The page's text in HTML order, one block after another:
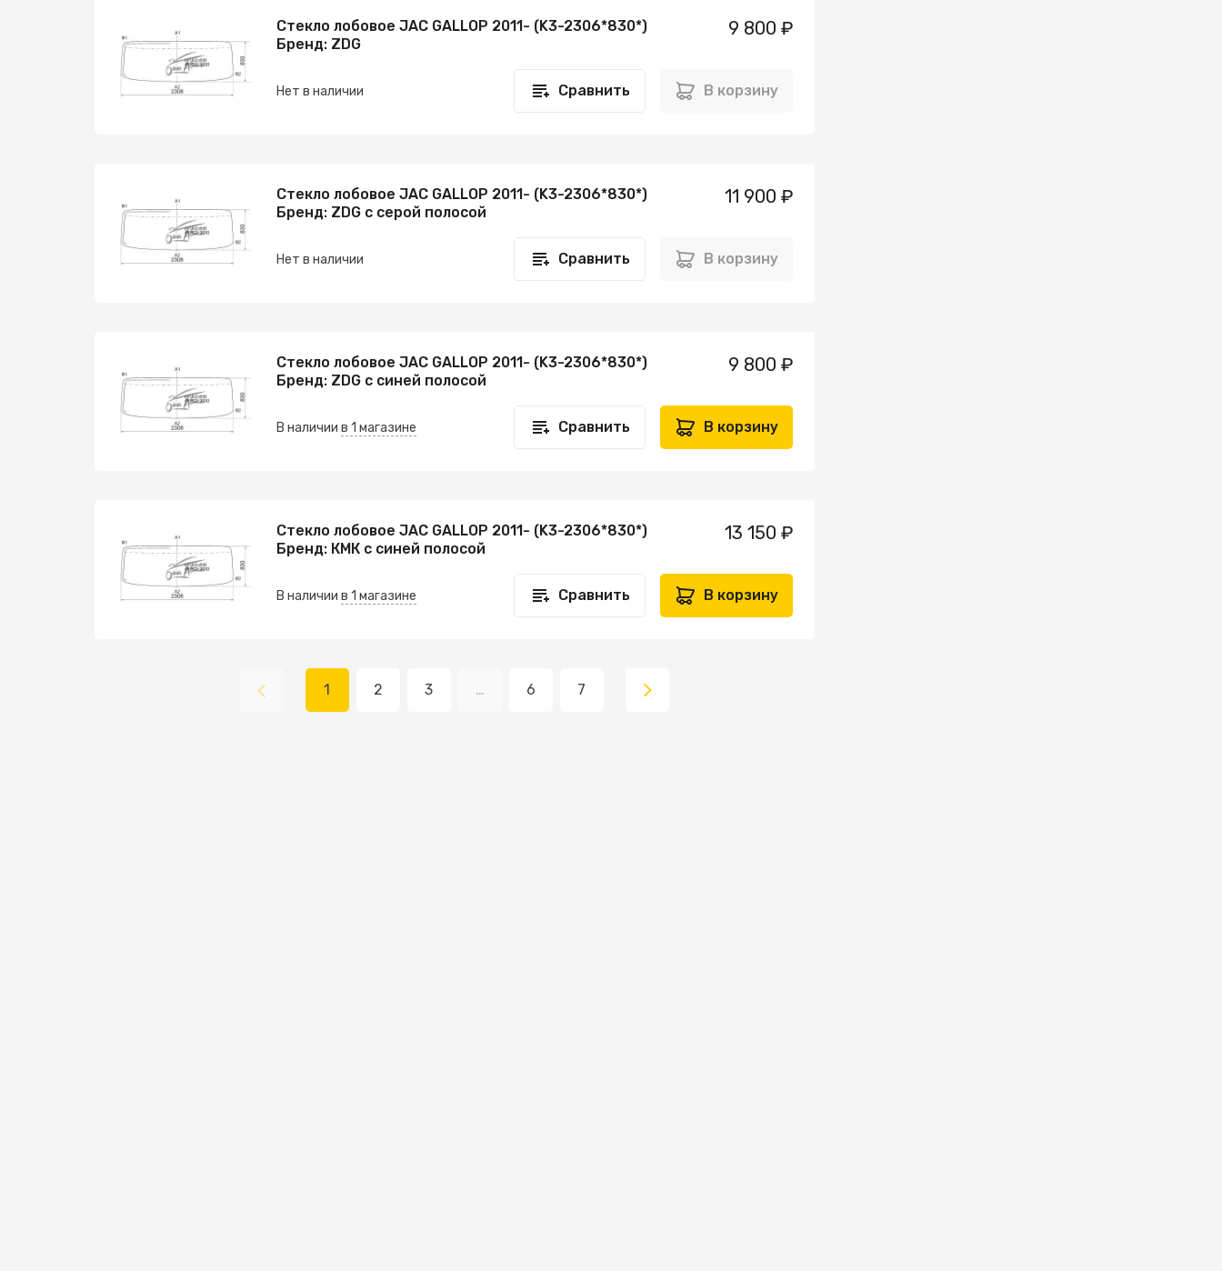
Стекло лобовое JAC GALLOP 2011- (K3-2306*830*)
Бренд: ZDG
9 800 ₽
Нет в наличии Сравнить В корзину
Стекло лобовое JAC GALLOP 2011- (K3-2306*830*)
Бренд: ZDG с серой полосой
11 900 ₽
Нет в наличии Сравнить В корзину
Стекло лобовое JAC GALLOP 2011- (K3-2306*830*)
Бренд: ZDG с синей полосой
9 800 ₽
В наличии в 1 магазине Сравнить В корзину
Стекло лобовое JAC GALLOP 2011- (K3-2306*830*)
Бренд: КМК с синей полосой
13 150 ₽
В наличии в 1 магазине Сравнить В корзину
1 2 3 … 6 7